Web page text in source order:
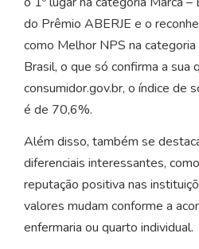
do Prêmio ABERJE e o
como Melhor NPS na
Brasil, o que só confirma a sua
consumidor.gov.br, o índice de
é de 70,6%.
Além disso, também se
diferenciais interessantes,
reputação positiva nas
valores mudam conforme a
enfermaria ou quarto individual.